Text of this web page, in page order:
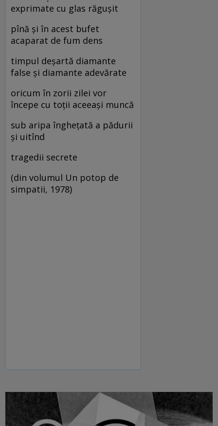
exprimate cu glas răguşit
pînă şi în acest bufet
acaparat de fum dens
timpul deşartă diamante
false şi diamante adevărate
oricum în zorii zilei vor
începe cu toţii aceeaşi muncă
sub aripa îngheţată a pădurii
şi uitînd
tragedii secrete
(din volumul Un potop de
simpatii, 1978)